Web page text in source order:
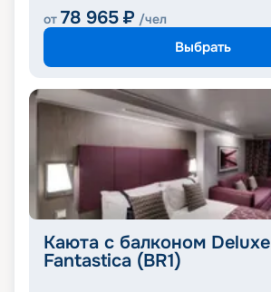
от 78 965 ₽ /чел
Выбрать
Каюта с балконом Deluxe
Fantastica (BR1)